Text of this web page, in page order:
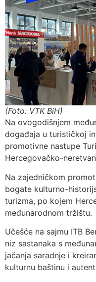
(Foto: VTK BiH)
Na ovogodišnjem
događaja u turističkoj
promotivne nastupe
Hercegovačko-
Na zajedničkom
bogate kulturno-
turizma, po kojem
međunarodnom tržištu.
Učešće na sajmu ITB
niz sastanaka s
jačanja saradnje i
kulturnu baštinu i